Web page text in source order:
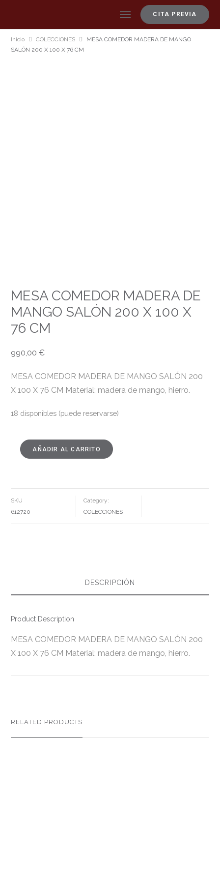
CITA PREVIA
Inicio COLECCIONES
MESA COMEDOR MADERA DE MANGO
SALÓN 200 X 100 X 76 CM
MESA COMEDOR MADERA DE
MANGO SALÓN 200 X 100 X
76 CM
990,00€
MESA COMEDOR MADERA DE MANGO SALÓN 200
X 100 X 76 CM Material: madera de mango, hierro.
18 disponibles (puede reservarse)
MESA
COMEDOR
200
100
76
CANTIDAD
AÑADIR AL CARRITO
SKU
612720
Category:
COLECCIONES
DESCRIPCIÓN
Product Description
MESA COMEDOR MADERA DE MANGO SALÓN 200
X 100 X 76 CM Material: madera de mango, hierro.
RELATED PRODUCTS